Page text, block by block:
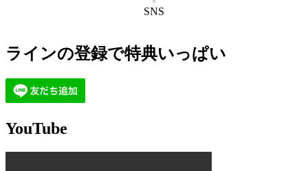
SNS
ラインの登録で特典いっぱい
YouTube